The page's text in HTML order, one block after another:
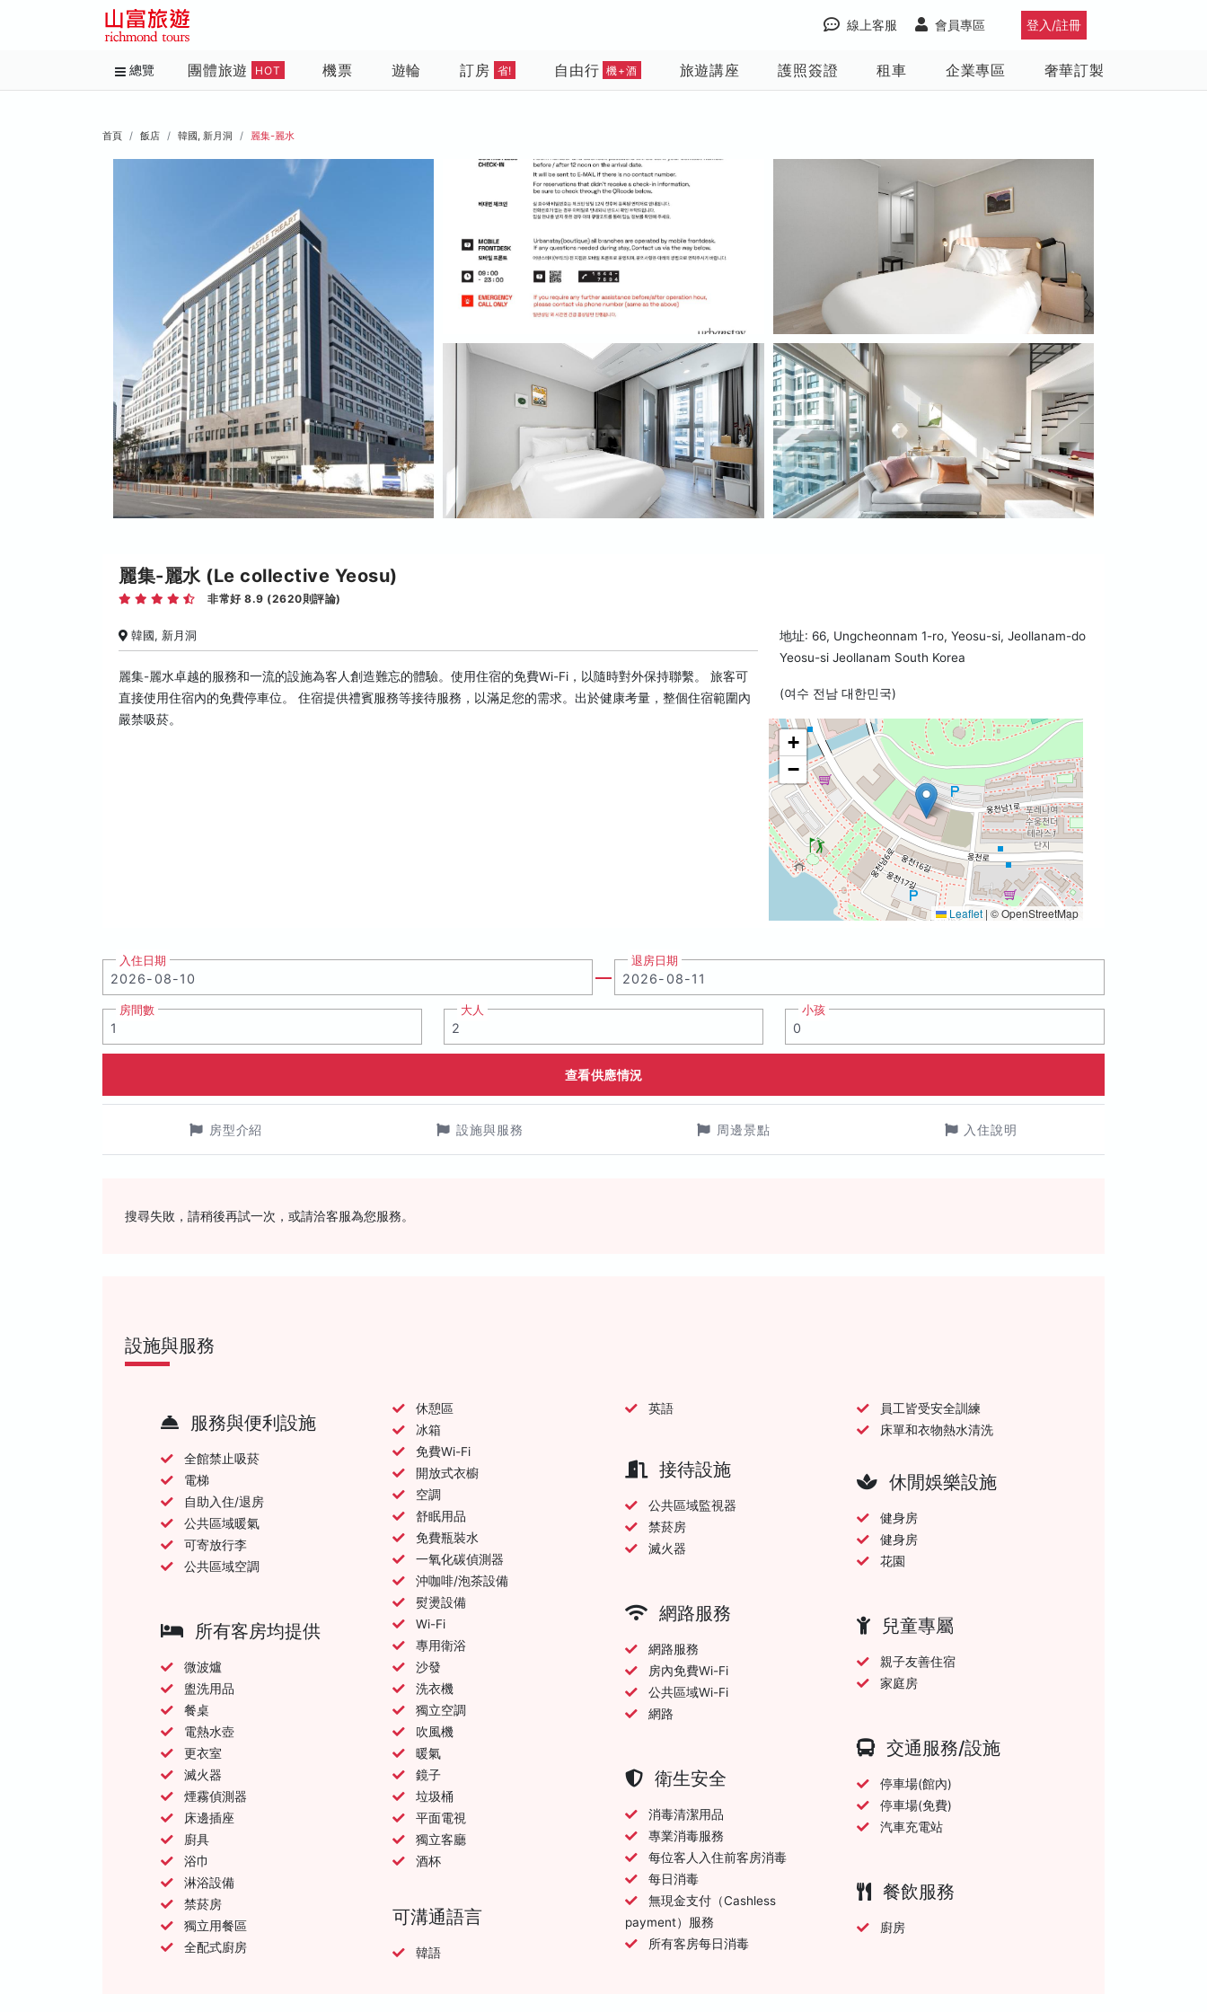
登入/註冊
會員專區
線上客服
總覽 團體旅遊 HOT 機票 遊輪 訂房 省! 自由行 機+酒 旅遊講座 護照簽證 租車 企業專區 奢華訂製
首頁 飯店 韓國, 新月洞 麗集-麗水
麗集-麗水 (Le collective Yeosu)
非常好 8.9 (2620則評論)
韓國, 新月洞
麗集-麗水卓越的服務和一流的設施為客人創造難忘的體驗。使用住宿的免費Wi-Fi，以隨時對外保持聯繫。 旅客可
直接使用住宿內的免費停車位。 住宿提供禮賓服務等接待服務，以滿足您的需求。出於健康考量，整個住宿範圍內
嚴禁吸菸。
地址: 66, Ungcheonnam 1-ro, Yeosu-si, Jeollanam-do
Yeosu-si Jeollanam South Korea
(여수 전남 대한민국)
+
−
Leaflet | © OpenStreetMap
入住日期 退房日期
房間數 大人 小孩
查看供應情況
房型介紹 設施與服務 周邊景點 入住說明
搜尋失敗，請稍後再試一次，或請洽客服為您服務。
設施與服務
服務與便利設施
全館禁止吸菸
電梯
自助入住/退房
公共區域暖氣
可寄放行李
公共區域空調
所有客房均提供
微波爐
盥洗用品
餐桌
電熱水壺
更衣室
滅火器
煙霧偵測器
床邊插座
廚具
浴巾
淋浴設備
禁菸房
獨立用餐區
全配式廚房
休憩區
冰箱
免費Wi-Fi
開放式衣櫥
空調
舒眠用品
免費瓶裝水
一氧化碳偵測器
沖咖啡/泡茶設備
熨燙設備
Wi-Fi
專用衛浴
沙發
洗衣機
獨立空調
吹風機
暖氣
鏡子
垃圾桶
平面電視
獨立客廳
酒杯
可溝通語言
韓語
英語
接待設施
公共區域監視器
禁菸房
滅火器
網路服務
網路服務
房內免費Wi-Fi
公共區域Wi-Fi
網路
衛生安全
消毒清潔用品
專業消毒服務
每位客人入住前客房消毒
每日消毒
payment）服務
所有客房每日消毒
員工皆受安全訓練
床單和衣物熱水清洗
休閒娛樂設施
健身房
健身房
花園
兒童專屬
親子友善住宿
家庭房
交通服務/設施
停車場(館內)
停車場(免費)
汽車充電站
餐飲服務
廚房